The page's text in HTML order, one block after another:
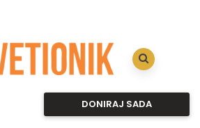
DONIRAJ SADA